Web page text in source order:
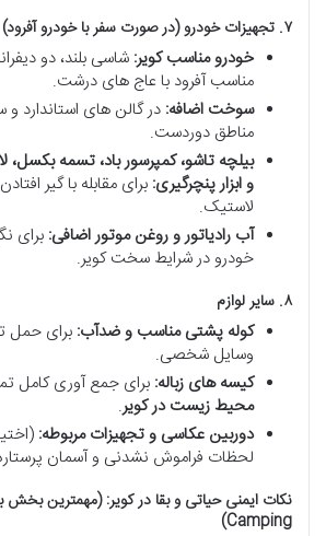
۷. تجهیزات خودرو (در صورت سفر با خودرو آفرود)
خودرو مناسب کویر: شاسی بلند، دو
مناسب آفرود با عاج های درشت.
سوخت اضافه: در گالن های استاندارد و
مناطق دوردست.
بیلچه تاشو، کمپرسور باد، تسمه
و ابزار پنچرگیری:برای مقابله با گیر
لاستیک.
آب رادیاتور و روغن موتور اضافی: برای
خودرو در شرایط سخت کویر.
۸. سایر لوازم
کوله پشتی مناسب و ضدآب: برای حمل
وسایل شخصی.
کیسه های زباله: برای جمع آوری کامل
محیط زیست در کویر.
دوربین عکاسی و تجهیزات مربوطه:
لحظات فراموش نشدنی و آسمان
Camping)